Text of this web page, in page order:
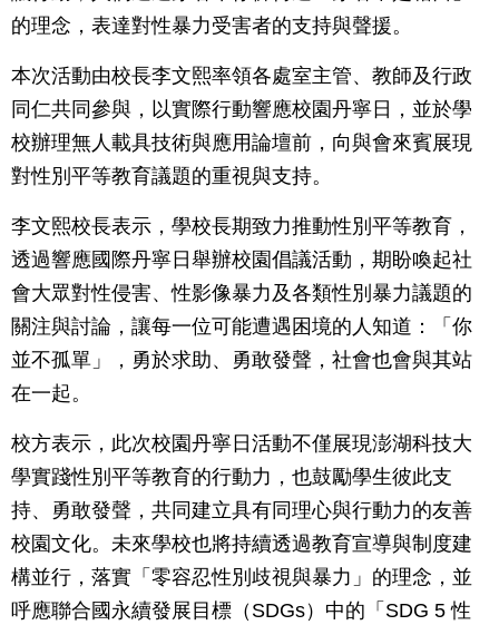
的理念，表達對性暴力受害者的支持與聲援。
本次活動由校長李文熙率領各處室主管、教師及行政
同仁共同參與，以實際行動響應校園丹寧日，並於學
校辦理無人載具技術與應用論壇前，向與會來賓展現
對性別平等教育議題的重視與支持。
李文熙校長表示，學校長期致力推動性別平等教育，
透過響應國際丹寧日舉辦校園倡議活動，期盼喚起社
會大眾對性侵害、性影像暴力及各類性別暴力議題的
關注與討論，讓每一位可能遭遇困境的人知道：「你
並不孤單」，勇於求助、勇敢發聲，社會也會與其站
在一起。
校方表示，此次校園丹寧日活動不僅展現澎湖科技大
學實踐性別平等教育的行動力，也鼓勵學生彼此支
持、勇敢發聲，共同建立具有同理心與行動力的友善
校園文化。未來學校也將持續透過教育宣導與制度建
構並行，落實「零容忍性別歧視與暴力」的理念，並
呼應聯合國永續發展目標（SDGs）中的「SDG 5 性